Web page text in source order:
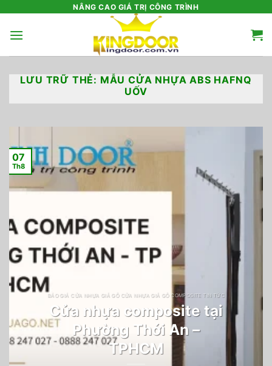
nội
NÂNG CAO GIÁ TRỊ CÔNG TRÌNH
LƯU TRỮ THẺ: MẪU CỬA NHỰA ABS HAFNQ
UỐV
BÁO GIÁ CỬA NHỰA GIẢ GỖ CỬA NHỰA GIẢ GỖ COMPOSITE TIN TỨC
Cửa nhựa composite tại
Phường Thới An –
TPHCM
07
Th8